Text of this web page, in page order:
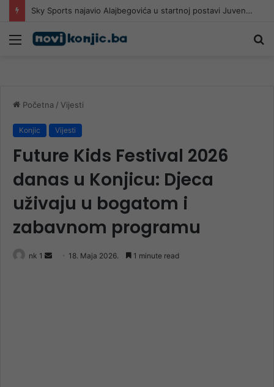
Pojačana zračna podrška kod Konjica: Drugi Air Tractor stiže u pomoć, u subotu se očekuje i treći
Meni
Početna / Vijesti
Konjic Vijesti
Future Kids Festival 2026
danas u Konjicu: Djeca
uživaju u bogatom i
zabavnom programu
nk 1
Send 18. Maja 2026. 1 minute read